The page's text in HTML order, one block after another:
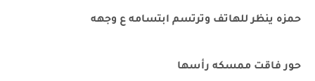
حمزه ينظر للهاتف وترتسم ابتسامه ع وجهه
حور فاقت ممسكه رأسها